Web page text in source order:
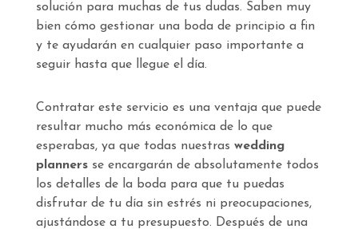
solución para muchas de tus dudas. Saben muy
bien cómo gestionar una boda de principio a fin
y te ayudarán en cualquier paso importante a
seguir hasta que llegue el día.
Contratar este servicio es una ventaja que puede
resultar mucho más económica de lo que
esperabas, ya que todas nuestras wedding
planners se encargarán de absolutamente todos
los detalles de la boda para que tu puedas
disfrutar de tu día sin estrés ni preocupaciones,
ajustándose a tu presupuesto. Después de una